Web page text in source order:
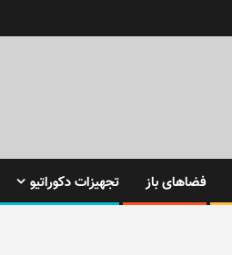
فضاهای باز تجهیزات دکوراتیو